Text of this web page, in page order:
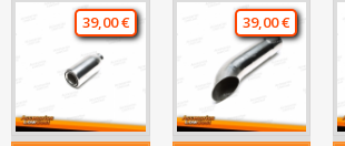
39,00 € 39,00 €